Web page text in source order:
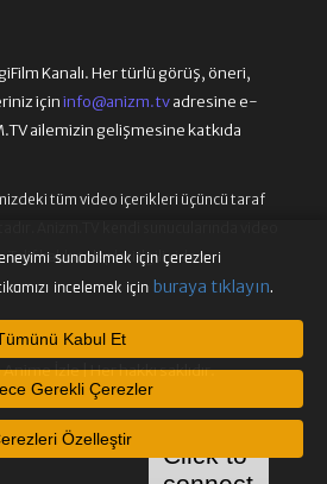
Kanalı. Her türlü görüş, öneri,
içininfo@anizm.tvadresine e-
ailemizin gelişmesine katkıda
tüm video içerikleri üçüncü taraf
Telif hakkı talepleri ilgili video
İzle | Her hakkı saklıdır.
sunabilmek için çerezleri
incelemek için buraya tıklayın.
Kabul Et
Gerekli Çerezler
Özelleştir